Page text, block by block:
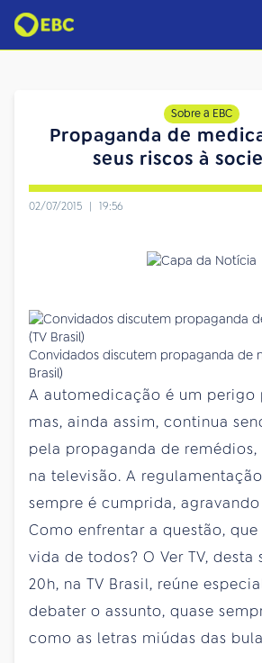
Sobre a EBC
Propaganda de
seus riscos à
02/07/2015 | 19:56
Convidados discutem propaganda de
Brasil)
A automedicação é um perigo
mas, ainda assim, continua
pela propaganda de
na televisão. A
sempre é cumprida,
Como enfrentar a questão,
vida de todos? O Ver TV, desta
20h, na TV Brasil, reúne
debater o assunto, quase
como as letras miúdas das